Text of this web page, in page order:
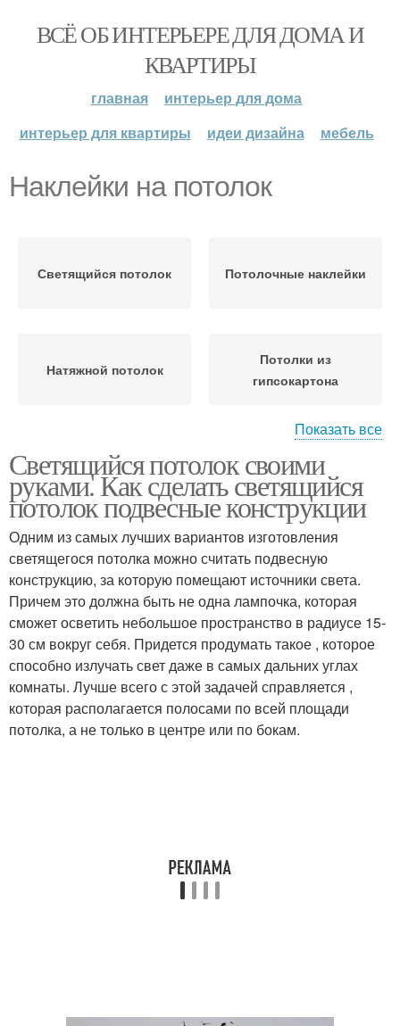
ВСЁ ОБ ИНТЕРЬЕРЕ ДЛЯ ДОМА И
КВАРТИРЫ
главная
интерьер для дома
интерьер для квартиры
идеи дизайна мебель
Наклейки на потолок
Светящийся потолок Потолочные наклейки
Натяжной потолок
Потолки из
гипсокартона
Потолок в стиле
Показать все
Светящийся потолок своими
руками. Как сделать светящийся
потолок подвесные конструкции
Одним из самых лучших вариантов изготовления
светящегося потолка можно считать подвесную
конструкцию, за которую помещают источники света.
Причем это должна быть не одна лампочка, которая
сможет осветить небольшое пространство в радиусе 15-
30 см вокруг себя. Придется продумать такое , которое
способно излучать свет даже в самых дальних углах
комнаты. Лучше всего с этой задачей справляется ,
которая располагается полосами по всей площади
потолка, а не только в центре или по бокам.